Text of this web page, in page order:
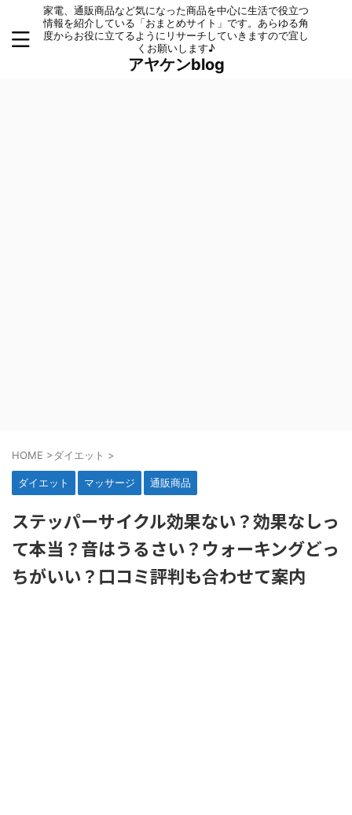
家電、通販商品など気になった商品を中心に生活で役立つ
情報を紹介している「おまとめサイト」です。あらゆる角
度からお役に立てるようにリサーチしていきますので宜し
くお願いします♪
アヤケンblog
HOME >ダイエット >
ダイエット マッサージ 通販商品
ステッパーサイクル効果ない？効果なしっ
て本当？音はうるさい？ウォーキングどっ
ちがいい？口コミ評判も合わせて案内